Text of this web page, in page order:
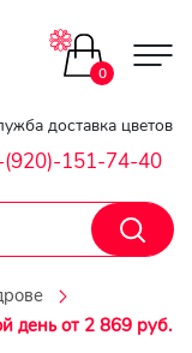
Главная
Гарантии
Доставка
Оплата
доставка цветов
151-74-40
0
день от 2 869 руб.